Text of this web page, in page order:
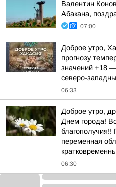
Валентин
Абакана,
07:00
Доброе утро,
прогнозу
значений +18
северо-
06:33
Доброе утро,
Днем города!
благополучия!!
переменная
06:30